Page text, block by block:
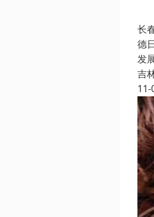
长
德
发
吉
11-